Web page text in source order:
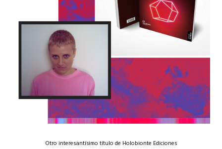
Otro interesantísimo título de Holobionte Ediciones